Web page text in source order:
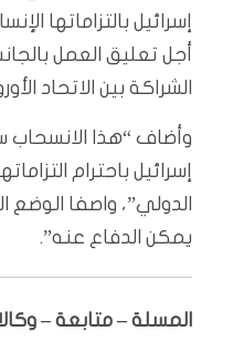
إسرائيل بالتزاماتها
أجل تعليق العمل
الشراكة بين الاتحاد
وأضاف “هذا الانسحاب
إسرائيل باحترام
الدولي”، واصفا الوضع
يمكن الدفاع عنه”.
المسلة – متابعة –